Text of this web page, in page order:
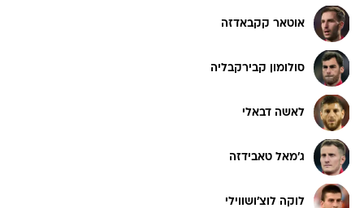
אוטאר קקבאדזה
סולומון קבירקבליה
לאשה דבאלי
ג'מאל טאבידזה
לוקה לוצ'ושווילי